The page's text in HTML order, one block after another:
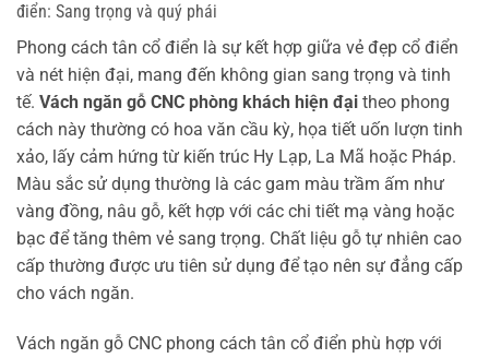
điển: Sang trọng và quý phái
Phong cách tân cổ điển là sự kết hợp giữa vẻ đẹp cổ điển
và nét hiện đại, mang đến không gian sang trọng và tinh
tế. Vách ngăn gỗ CNC phòng khách hiện đại theo phong
cách này thường có hoa văn cầu kỳ, họa tiết uốn lượn tinh
xảo, lấy cảm hứng từ kiến trúc Hy Lạp, La Mã hoặc Pháp.
Màu sắc sử dụng thường là các gam màu trầm ấm như
vàng đồng, nâu gỗ, kết hợp với các chi tiết mạ vàng hoặc
bạc để tăng thêm vẻ sang trọng. Chất liệu gỗ tự nhiên cao
cấp thường được ưu tiên sử dụng để tạo nên sự đẳng cấp
cho vách ngăn.
Vách ngăn gỗ CNC phong cách tân cổ điển phù hợp với